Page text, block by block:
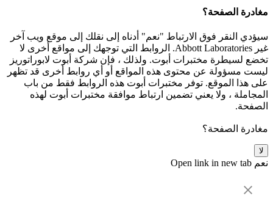
مغادرة الصفحة؟
سيؤدي النقر فوق الارتباط "نعم" أدناه إلى نقلك إلى موقع ويب آخر
غير Abbott Laboratories. الروابط التي توجهك إلى مواقع أخرى لا
تخضع لسيطرة مختبرات أبوت. ولذلك ، فإن شركة أبوت لابوراتوريز
ليست مسؤولة عن محتوى هذه المواقع أو أي روابط أخرى قد تظهر
على هذا الموقع. توفر مختبرات أبوت هذه الروابط فقط من باب
المجاملة ، ولا يعني تضمين ارتباط موافقة مختبرات أبوت لهذه
الصفحة.
مغادرة الصفحة؟
لا
نعم Open link in new tab